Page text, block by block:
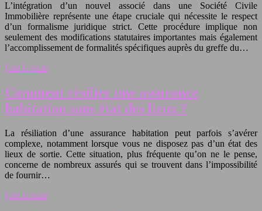
L’intégration d’un nouvel associé dans une Société Civile
Immobilière représente une étape cruciale qui nécessite le respect
d’un formalisme juridique strict. Cette procédure implique non
seulement des modifications statutaires importantes mais également
l’accomplissement de formalités spécifiques auprès du greffe du…
Lire la suite
Comment résilier une assurance
habitation sans état des lieux ?
La résiliation d’une assurance habitation peut parfois s’avérer
complexe, notamment lorsque vous ne disposez pas d’un état des
lieux de sortie. Cette situation, plus fréquente qu’on ne le pense,
concerne de nombreux assurés qui se trouvent dans l’impossibilité
de fournir…
Lire la suite